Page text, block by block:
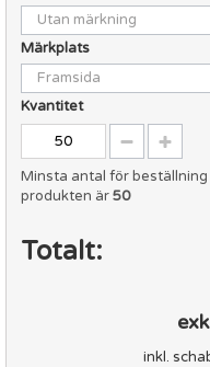
Märkplats
Kvantitet
Minsta antal för
produkten är50
Totalt:
inkl.